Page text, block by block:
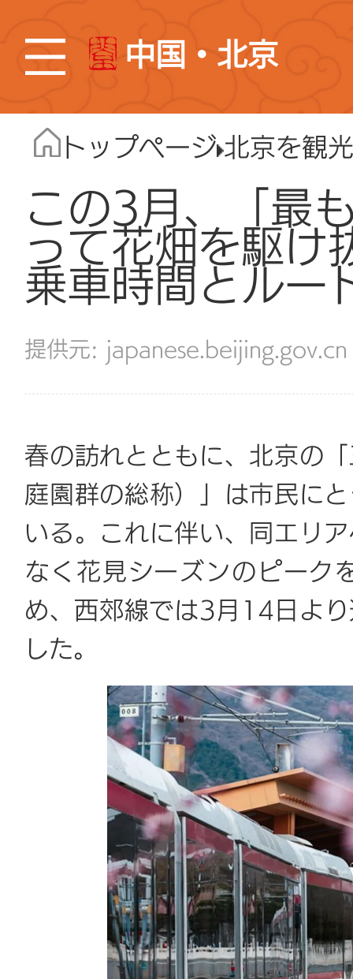
中国・北京
トップページ 北京を観
この3月、「最
って花畑を駆け
乗車時間とルー
japanese.beijing.gov.cn
春の訪れとともに、北京の
庭園群の総称）」は市民に
いる。これに伴い、同エリ
なく花見シーズンのピーク
め、西郊線では3月14日よ
した。